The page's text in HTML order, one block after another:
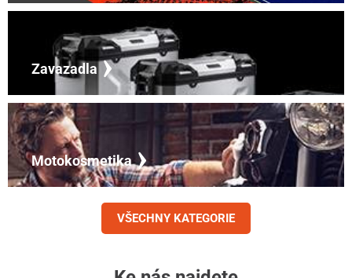
Zavazadla
Motokosmetika
VŠECHNY KATEGORIE